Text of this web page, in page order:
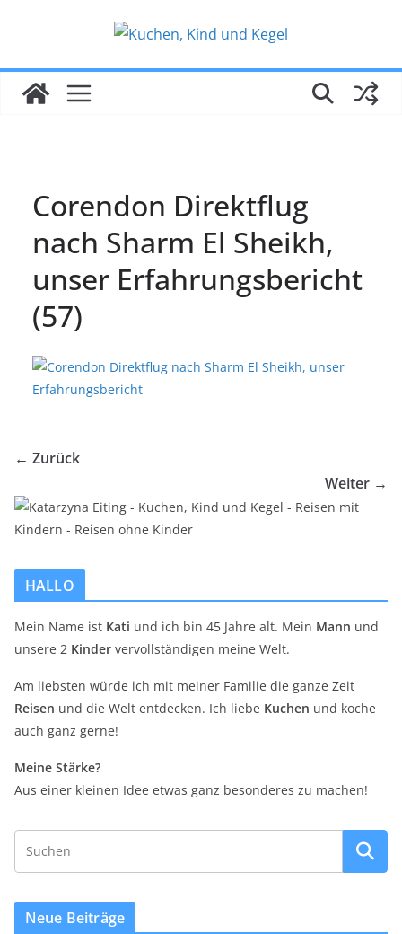
Corendon Direktflug
nach Sharm El Sheikh,
unser Erfahrungsbericht
(57)
← Zurück
Weiter →
HALLO
Mein Name ist Kati und ich bin 45 Jahre alt. Mein Mann und
unsere 2 Kinder vervollständigen meine Welt.
Am liebsten würde ich mit meiner Familie die ganze Zeit
Reisen und die Welt entdecken. Ich liebe Kuchen und koche
auch ganz gerne!
Meine Stärke?
Aus einer kleinen Idee etwas ganz besonderes zu machen!
Neue Beiträge